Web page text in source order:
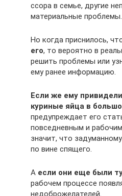
ссора в семье, другие
материальные проблемы.
Но когда приснилось,
его, то вероятно в
решить проблемы или
ему ранее информацию.
Если же ему
куриные яйца в
предупреждает его
повседневным и
значит, что
по вине спящего.
А если они еще были
рабочем процессе
недоброжелателей.